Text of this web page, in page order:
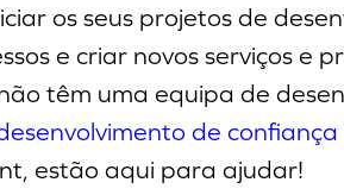
os seus projetos de
e criar novos serviços e
têm uma equipa de
de confiança
estão aqui para ajudar!